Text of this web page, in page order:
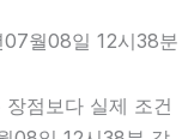
월08일 12시38분
점보다 실제 조건